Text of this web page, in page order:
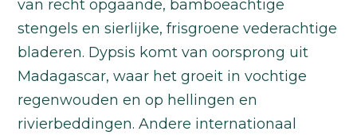
van recht opgaande, bamboeachtige
stengels en sierlijke, frisgroene vederachtige
bladeren. Dypsis komt van oorsprong uit
Madagascar, waar het groeit in vochtige
regenwouden en op hellingen en
rivierbeddingen. Andere internationaal